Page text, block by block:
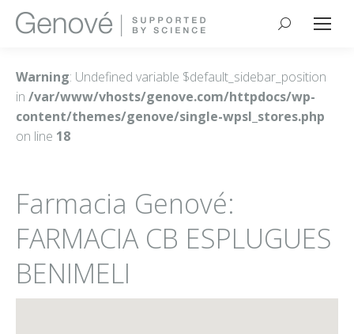
Buscar:
Warning: Undefined variable $default_sidebar_position
in /var/www/vhosts/genove.com/httpdocs/wp-
content/themes/genove/single-wpsl_stores.php
on line 18
Farmacia Genové:
FARMACIA CB ESPLUGUES
BENIMELI